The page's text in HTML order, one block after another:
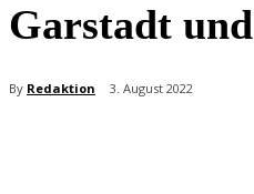
Garstadt
By Redaktion 3. August 2022